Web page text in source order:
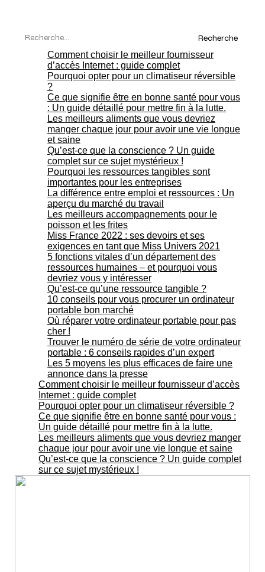
Recherche
Comment choisir le meilleur fournisseur
d’accès Internet : guide complet
Pourquoi opter pour un climatiseur réversible
?
Ce que signifie être en bonne santé pour vous
: Un guide détaillé pour mettre fin à la lutte.
Les meilleurs aliments que vous devriez
manger chaque jour pour avoir une vie longue
et saine
Qu’est-ce que la conscience ? Un guide
complet sur ce sujet mystérieux !
Pourquoi les ressources tangibles sont
importantes pour les entreprises
La différence entre emploi et ressources : Un
aperçu du marché du travail
Les meilleurs accompagnements pour le
poisson et les frites
Miss France 2022 : ses devoirs et ses
exigences en tant que Miss Univers 2021
5 fonctions vitales d’un département des
ressources humaines – et pourquoi vous
devriez vous y intéresser
Qu’est-ce qu’une ressource tangible ?
10 conseils pour vous procurer un ordinateur
portable bon marché
Où réparer votre ordinateur portable pour pas
cher !
Trouver le numéro de série de votre ordinateur
portable : 6 conseils rapides d’un expert
Les 5 moyens les plus efficaces de faire une
annonce dans la presse
Comment choisir le meilleur fournisseur d’accès
Internet : guide complet
Pourquoi opter pour un climatiseur réversible ?
Ce que signifie être en bonne santé pour vous :
Un guide détaillé pour mettre fin à la lutte.
Les meilleurs aliments que vous devriez manger
chaque jour pour avoir une vie longue et saine
Qu’est-ce que la conscience ? Un guide complet
sur ce sujet mystérieux !